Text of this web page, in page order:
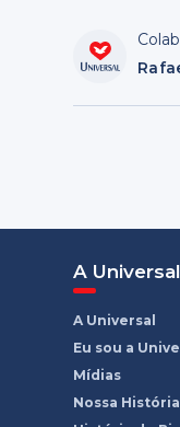
A Universal
A Universal
Eu sou a
Mídias
Nossa História